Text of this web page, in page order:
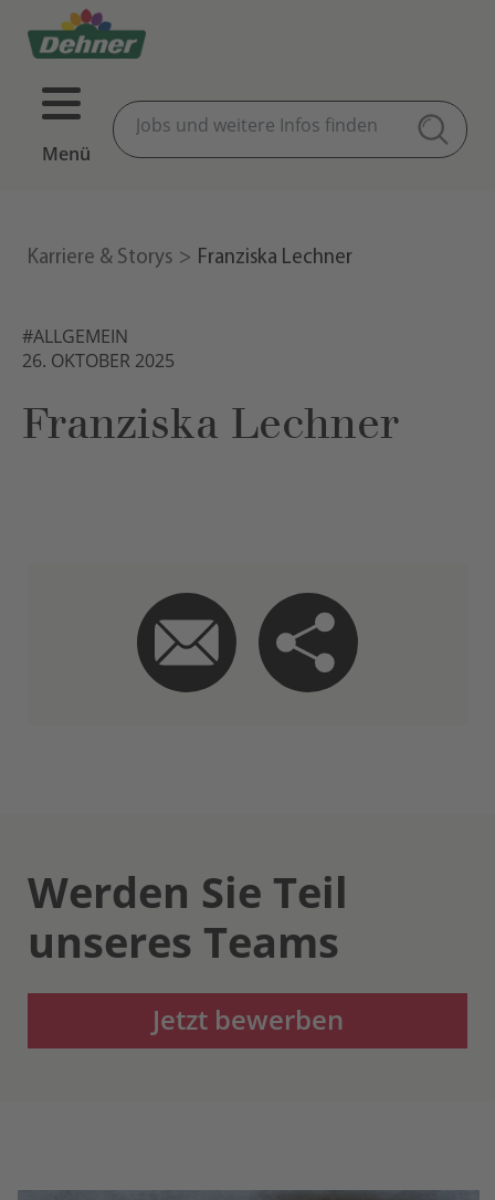
Menü
Karriere & Storys Franziska Lechner
#ALLGEMEIN
26. OKTOBER 2025
Franziska Lechner
Werden Sie Teil
unseres Teams
Jetzt bewerben